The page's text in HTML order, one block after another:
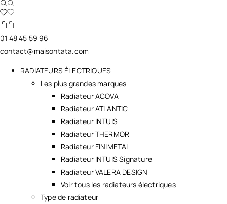
01 48 45 59 96
contact@maisontata.com
RADIATEURS ÉLECTRIQUES
Les plus grandes marques
Radiateur ACOVA
Radiateur ATLANTIC
Radiateur INTUIS
Radiateur THERMOR
Radiateur FINIMETAL
Radiateur INTUIS Signature
Radiateur VALERA DESIGN
Voir tous les radiateurs électriques
Type de radiateur